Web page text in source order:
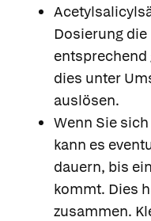
Dosierung
entsprechend
dies unter
auslösen.
Wenn Sie
kann es
dauern, bis
kommt. Dies
zusammen.